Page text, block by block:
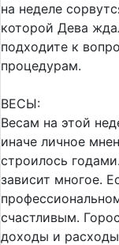
на неделе
которой Дева
подходите к
процедурам.
ВЕСЫ:
Весам на этой
иначе личное
строилось
зависит многое.
счастливым.
доходы и